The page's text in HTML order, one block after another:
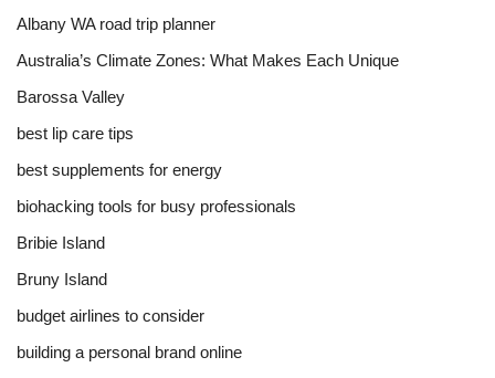
Albany WA road trip planner
Australia’s Climate Zones: What Makes Each Unique
Barossa Valley
best lip care tips
best supplements for energy
biohacking tools for busy professionals
Bribie Island
Bruny Island
budget airlines to consider
building a personal brand online